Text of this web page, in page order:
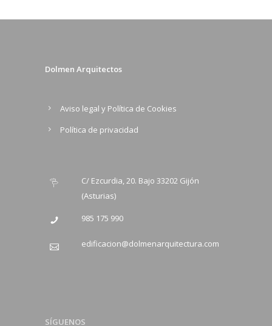
Dolmen Arquitectos
Aviso legal y Política de Cookies
Política de privacidad
C/ Ezcurdia, 20. Bajo 33202 Gijón
(Asturias)
985 175 990
edificacion@dolmenarquitectura.com
SÍGUENOS